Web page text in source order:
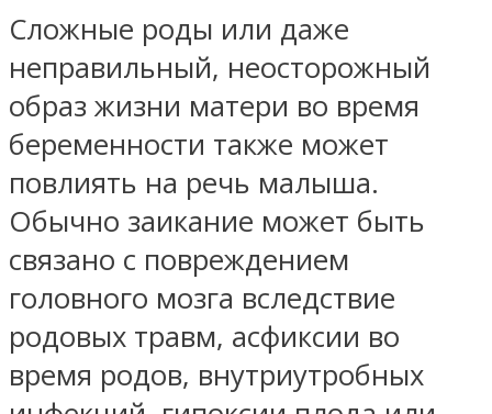
Сложные роды или даже
неправильный, неосторожный
образ жизни матери во время
беременности также может
повлиять на речь малыша.
Обычно заикание может быть
связано с повреждением
головного мозга вследствие
родовых травм, асфиксии во
время родов, внутриутробных